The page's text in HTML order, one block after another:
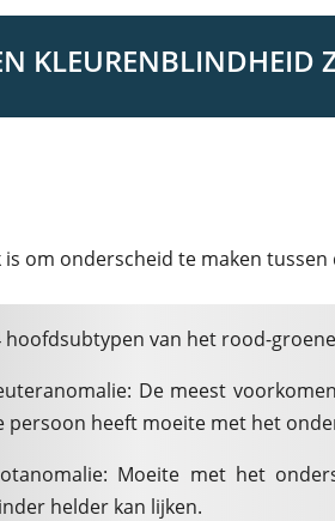
KLEURENBLINDHEID
om onderscheid te maken
hoofdsubtypen van het rood-
De meest
persoon heeft moeite met het
Moeite met het
helder kan lijken.